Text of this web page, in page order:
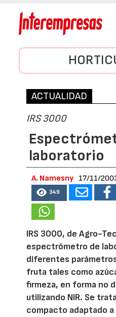
ACTUALIDAD
IRS 3000
laboratorio
A. Namesny 17/11/
349
IRS 3000, de Agro-
espectrómetro de
diferentes
fruta tales como
firmeza, en forma no
utilizando NIR. Se
compacto adaptado